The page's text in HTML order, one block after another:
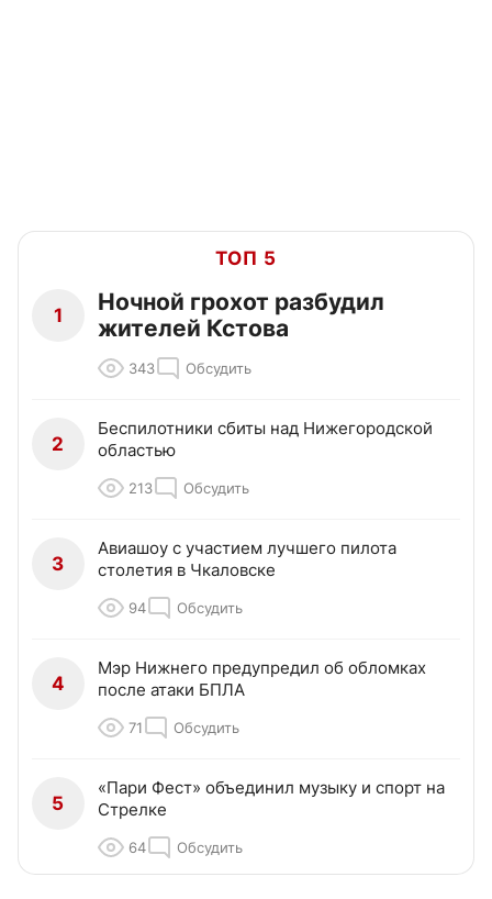
ТОП 5
1
Ночной грохот разбудил
жителей Кстова
343 Обсудить
2
Беспилотники сбиты над Нижегородской
областью
213 Обсудить
3
Авиашоу с участием лучшего пилота
столетия в Чкаловске
94 Обсудить
4
Мэр Нижнего предупредил об обломках
после атаки БПЛА
71 Обсудить
5
«Пари Фест» объединил музыку и спорт на
Стрелке
64 Обсудить